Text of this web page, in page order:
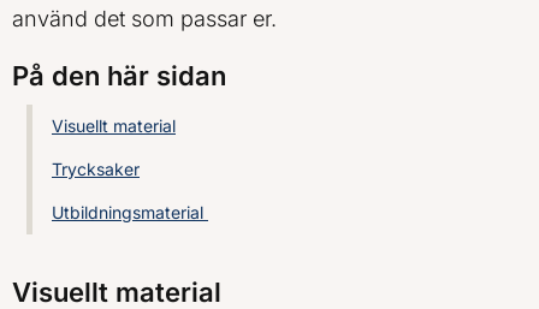
använd det som passar er.
På den här sidan
Visuellt material
Trycksaker
Utbildningsmaterial
Visuellt material